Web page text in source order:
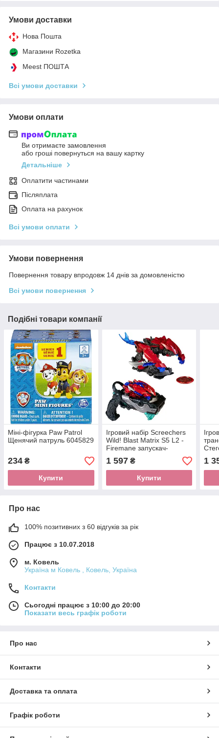
Умови доставки
Нова Пошта
Магазини Rozetka
Meest ПОШТА
Всі умови доставки
Умови оплати
Ви отримаєте замовлення
або гроші повернуться на вашу картку
Детальніше
Оплатити частинами
Післяплата
Оплата на рахунок
Всі умови оплати
Умови повернення
Повернення товару впродовж 14 днів за домовленістю
Всі умови повернення
Подібні товари компанії
Міні-фігурка Paw Patrol
Щенячий патруль 6045829
234 ₴
Купити
Ігровий набір Screechers
Wild! Blast Matrix S5 L2 -
Firemane запускач-
трансформер L2
EU686122
1 597₴
Купити
1
Про нас
100% позитивних з 60 відгуків за рік
Працює з 10.07.2018
м. Ковель
Україна м Ковель , Ковель, Україна
Контакти
Сьогодні працює з 10:00 до 20:00
Показати весь графік роботи
Про нас
Контакти
Доставка та оплата
Графік роботи